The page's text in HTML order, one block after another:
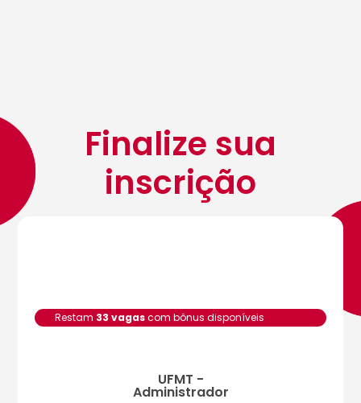
Finalize sua
inscrição
Restam 33 vagascom bônus disponíveis
UFMT -
Administrador